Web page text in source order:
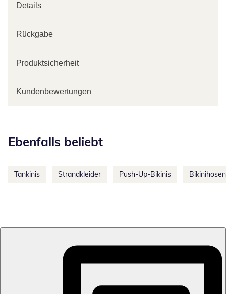
Details
Rückgabe
Produktsicherheit
Kundenbewertungen
Ebenfalls beliebt
Tankinis Strandkleider Push-Up-Bikinis Bikinihosen